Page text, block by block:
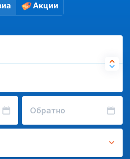
Акции
Обратно